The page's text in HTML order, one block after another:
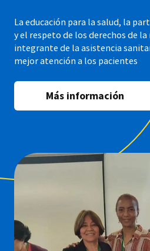
La educación para la salud, la
y el respeto de los derechos de
integrante de la asistencia
mejor atención a los pacientes
Más información